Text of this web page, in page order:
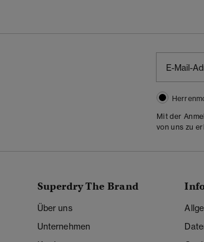
Mit der
von uns zu
Superdry The Brand
Über uns
Unternehmen